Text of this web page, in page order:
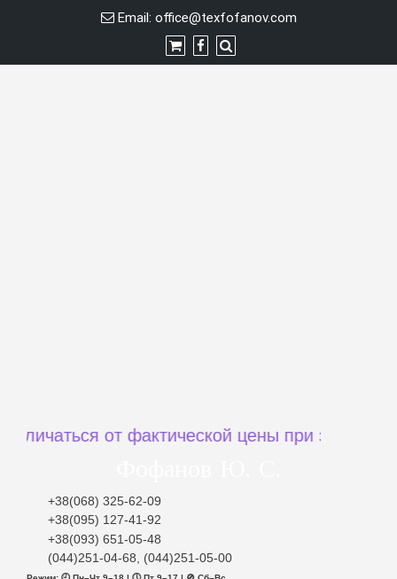
Email: office@texfofanov.com
от фактической цены при заказе
+38(068) 325-62-09
+38(095) 127-41-92
+38(093) 651-05-48
(044)251-04-68, (044)251-05-00